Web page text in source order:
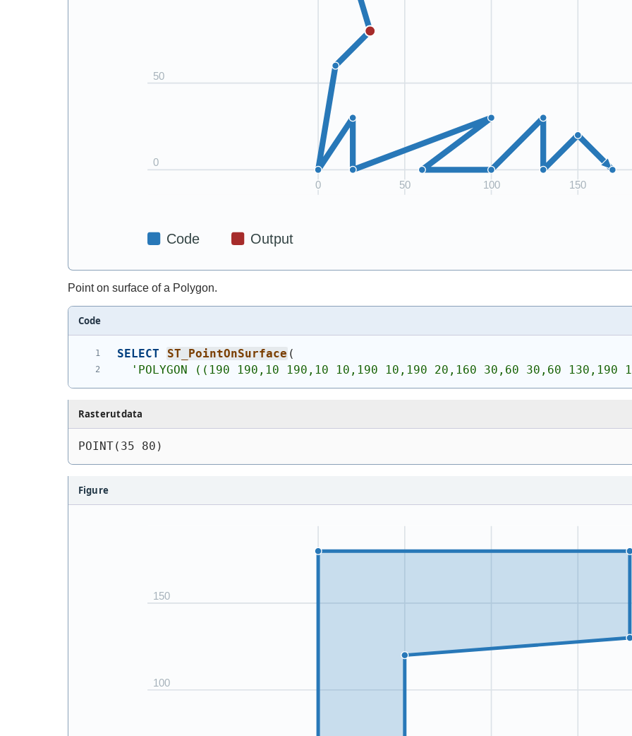
Point on surface of a Polygon.
Code
SELECT ST_PointOnSurface (
' POLYGON ((190 190,10 190,10 10,190 10,190 20,160 30,60 30,60 130,190
Rasterutdata
POINT(35 80)
Figure